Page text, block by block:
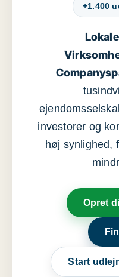
+1.400
investorer og
høj synlighed,
Opret
Start